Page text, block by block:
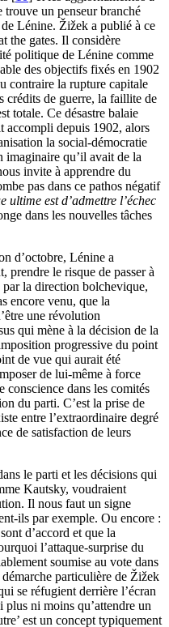
un penseur branché
Lénine. Žižek a publié à ce
the gates. Il considère
politique de Lénine comme
des objectifs fixés en 1902
contraire la rupture capitale
crédits de guerre, la faillite de
totale. Ce désastre balaie
accompli depuis 1902, alors
la social-démocratie
imaginaire qu’il avait de la
invite à apprendre du
pas dans ce pathos négatif
ultime est d’admettre l’échec
dans les nouvelles tâches
d’octobre, Lénine a
prendre le risque de passer à
par la direction bolchevique,
encore venu, que la
une révolution
qui mène à la décision de la
progressive du point
de vue qui aurait été
de lui-même à force
conscience dans les comités
du parti. C’est la prise de
entre l’extraordinaire degré
de satisfaction de leurs
le parti et les décisions qui
Kautsky, voudraient
Il nous faut un signe
ils par exemple. Ou encore :
d’accord et que la
l’attaque-surprise du
soumise au vote dans
particulière de Žižek
se réfugient derrière l’écran
plus ni moins qu’attendre un
est un concept typiquement